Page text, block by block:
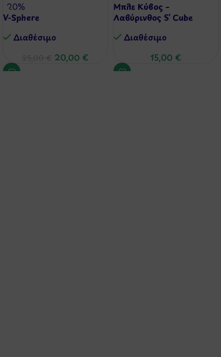
-20%
V-Sphere
Διαθέσιμo
20,00 €
Μπλε Κύβος –
Λαβύρινθος S’ Cube
Διαθέσιμo
15,00 €